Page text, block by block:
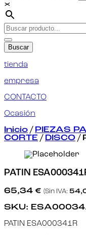
×
Buscar
tienda
empresa
CONTACTO
Ocasión
Inicio / PIEZAS
CORTE / DISCO /
PATIN
65,34 € (Sin IVA:
SKU:
PATIN ESA000341R